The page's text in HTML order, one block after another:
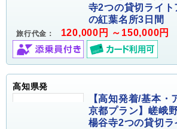
寺2つの貸切ライ
の紅葉名所3日間
旅行代金： 120,000円 ～150,000円
高知県発
【高知発着/基本・
京都プラン】嵯峨
楊谷寺2つの貸切